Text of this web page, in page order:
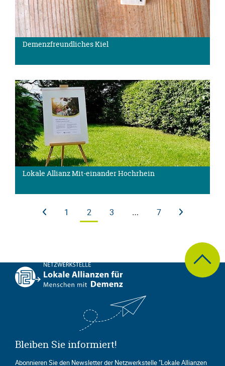
Demenzfreundliches Kiel
Lokale Allianz Mit-einander Hochrhein
1 2 3 … 7
Bleiben Sie informiert!
Abonnieren Sie den Newsletter der Netzwerkstelle "Lokale Allianzen
zum